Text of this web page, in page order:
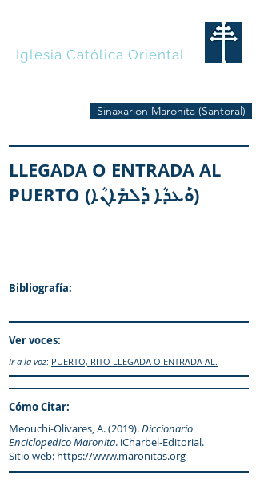
Iglesia Católica Oriental
Sinaxarion Maronita (Santoral)
LLEGADA O ENTRADA AL
PUERTO (ܘܰܥܕܳܐ ܕܰܠܡܺܐܢܳܐ)
Bibliografía:
Ver voces:
Ir a la voz: PUERTO, RITO LLEGADA O ENTRADA AL.
Cómo Citar:
Meouchi-Olivares, A. (2019).Diccionario
Enciclopedico Maronita. iCharbel-Editorial.
Sitio web: https://www.maronitas.org